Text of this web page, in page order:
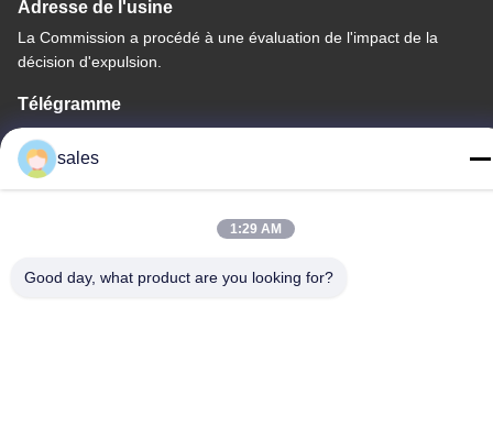
Adresse de l'usine
La Commission a procédé à une évaluation de l'impact de la
décision d'expulsion.
Télégramme
86-20-36969420
© -2026 GUANGZHOU TECHWAY MACHINERY CORPORATION
sales
1:29 AM
Good day, what product are you looking for?